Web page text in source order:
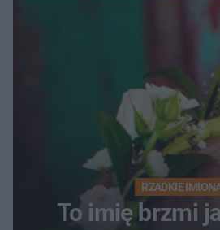
RZADKIE
To imię brzmi